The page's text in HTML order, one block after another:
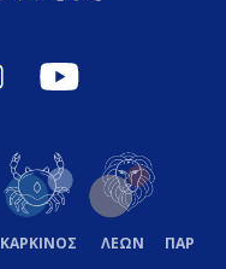
ΚΑΡΚΙΝΟΣ ΛΕΩΝ